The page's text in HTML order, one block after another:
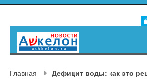
Главная Дефицит воды: как это